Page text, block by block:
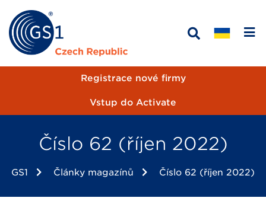
Registrace nové firmy
Vstup do Activate
Číslo 62 (říjen 2022)
GS1 Články magazínů Číslo 62 (říjen 2022)